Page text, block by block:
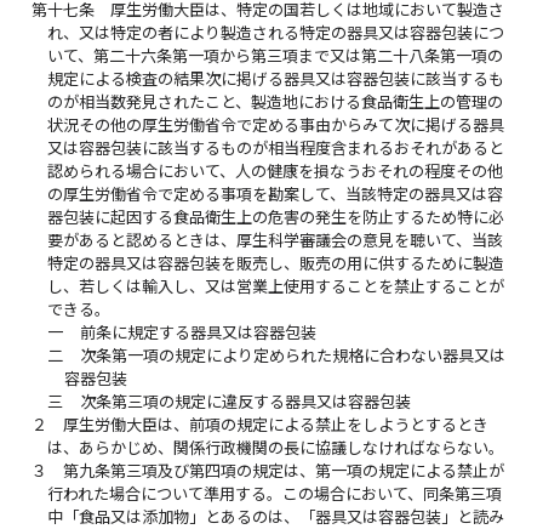
第十七条
厚生労働大臣は、特定の国若しくは地域において製造さ
れ、又は特定の者により製造される特定の器具又は容器包装につ
いて、第二十六条第一項から第三項まで又は第二十八条第一項の
規定による検査の結果次に掲げる器具又は容器包装に該当するも
のが相当数発見されたこと、製造地における食品衛生上の管理の
状況その他の厚生労働省令で定める事由からみて次に掲げる器具
又は容器包装に該当するものが相当程度含まれるおそれがあると
認められる場合において、人の健康を損なうおそれの程度その他
の厚生労働省令で定める事項を勘案して、当該特定の器具又は容
器包装に起因する食品衛生上の危害の発生を防止するため特に必
要があると認めるときは、厚生科学審議会の意見を聴いて、当該
特定の器具又は容器包装を販売し、販売の用に供するために製造
し、若しくは輸入し、又は営業上使用することを禁止することが
できる。
一
前条に規定する器具又は容器包装
二
次条第一項の規定により定められた規格に合わない器具又は
容器包装
三
次条第三項の規定に違反する器具又は容器包装
２
厚生労働大臣は、前項の規定による禁止をしようとするとき
は、あらかじめ、関係行政機関の長に協議しなければならない。
３
第九条第三項及び第四項の規定は、第一項の規定による禁止が
行われた場合について準用する。この場合において、同条第三項
中「食品又は添加物」とあるのは、「器具又は容器包装」と読み